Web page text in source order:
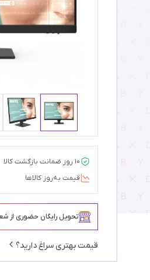
۱۰ روز ضمانت بازگشت کالا
قیمت‌ به‌روز کالاها
تحویل رایگان حضوری از
قیمت بهتری سراغ دارید؟